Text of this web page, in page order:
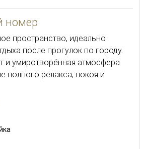
номер
пространство, идеально
после прогулок по городу.
и умиротворённая атмосфера
полного релакса, покоя и